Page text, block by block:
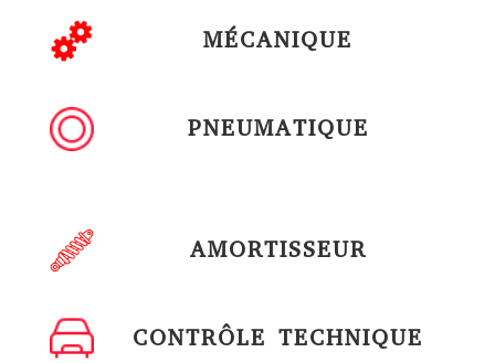
MÉCANIQUE
PNEUMATIQUE
AMORTISSEUR
CONTRÔLE TECHNIQUE